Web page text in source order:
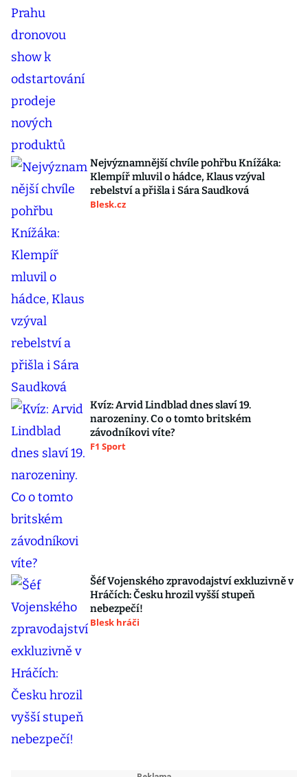
Nejvýznamnější chvíle pohřbu Knížáka:
Klempíř mluvil o hádce, Klaus vzýval
rebelství a přišla i Sára Saudková
Blesk.cz
Kvíz: Arvid Lindblad dnes slaví 19.
narozeniny. Co o tomto britském
závodníkovi víte?
F1 Sport
Šéf Vojenského zpravodajství exkluzivně v
Hráčích: Česku hrozil vyšší stupeň
nebezpečí!
Blesk hráči